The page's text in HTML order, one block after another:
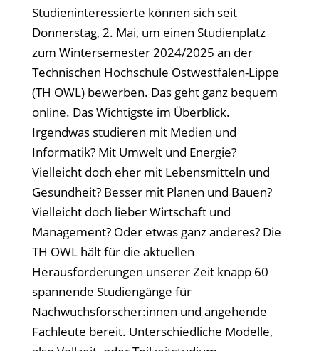
Studieninteressierte können sich seit
Donnerstag, 2. Mai, um einen Studienplatz
zum Wintersemester 2024/2025 an der
Technischen Hochschule Ostwestfalen-Lippe
(TH OWL) bewerben. Das geht ganz bequem
online. Das Wichtigste im Überblick.
Irgendwas studieren mit Medien und
Informatik? Mit Umwelt und Energie?
Vielleicht doch eher mit Lebensmitteln und
Gesundheit? Besser mit Planen und Bauen?
Vielleicht doch lieber Wirtschaft und
Management? Oder etwas ganz anderes? Die
TH OWL hält für die aktuellen
Herausforderungen unserer Zeit knapp 60
spannende Studiengänge für
Nachwuchsforscher:innen und angehende
Fachleute bereit. Unterschiedliche Modelle,